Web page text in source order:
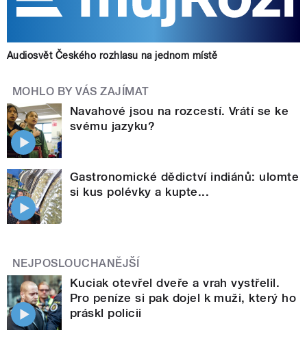
Audiosvět Českého rozhlasu na jednom místě
MOHLO BY VÁS ZAJÍMAT
Navahové jsou na rozcestí. Vrátí se ke
svému jazyku?
Gastronomické dědictví indiánů: ulomte
si kus polévky a kupte...
NEJPOSLOUCHANĚJŠÍ
Kuciak otevřel dveře a vrah vystřelil.
Pro peníze si pak dojel k muži, který ho
práskl policii